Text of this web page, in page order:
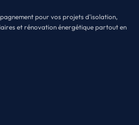
pour vos projets d'isolation,
et rénovation énergétique partout en